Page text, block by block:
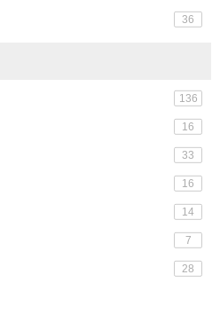
36
136
16
33
16
14
7
28